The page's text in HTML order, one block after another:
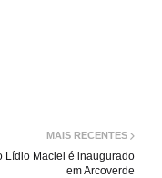
MAIS RECENTES
Lídio Maciel é inaugurado
em Arcoverde